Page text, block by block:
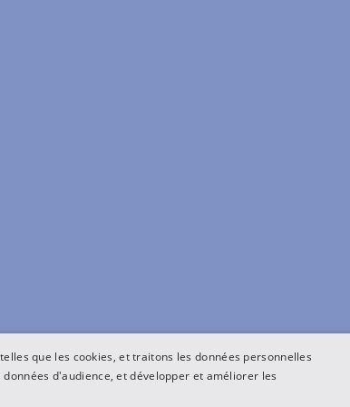
que les cookies, et traitons les données personnelles
d'audience, et développer et améliorer les